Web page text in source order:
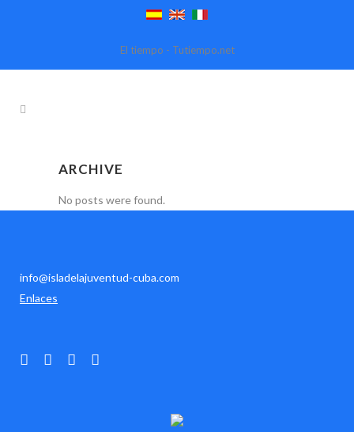
El tiempo - Tutiempo.net
ARCHIVE
No posts were found.
info@isladelajuventud-cuba.com
Enlaces